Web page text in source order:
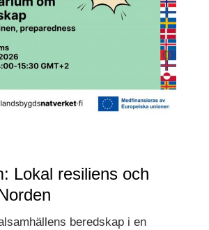
Lokal resiliens och
beredskap i en